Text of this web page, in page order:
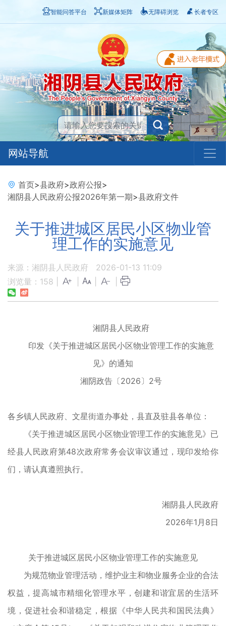
智能问答平台 新媒体矩阵 无障碍浏览 长者专区
网站导航
首页>县政府>政府公报>
湘阴县人民政府公报2026年第一期>县政府文件
关于推进城区居民小区物业管
理工作的实施意见
来源：湘阴县人民政府
2026-01-13 11:09
浏览量： 158
湘阴县人民政府
印发《关于推进城区居民小区物业管理工作的实施意
见》的通知
湘阴政告〔2026〕2号
各乡镇人民政府、文星街道办事处，县直及驻县各单位：
《关于推进城区居民小区物业管理工作的实施意见》已
经县人民政府第48次政府常务会议审议通过，现印发给你
们，请认真遵照执行。
湘阴县人民政府
2026年1月8日
关于推进城区居民小区物业管理工作的实施意见
为规范物业管理活动，维护业主和物业服务企业的合法
权益，提高城市精细化管理水平，创建和谐宜居的生活环
境，促进社会和谐稳定，根据《中华人民共和国民法典》